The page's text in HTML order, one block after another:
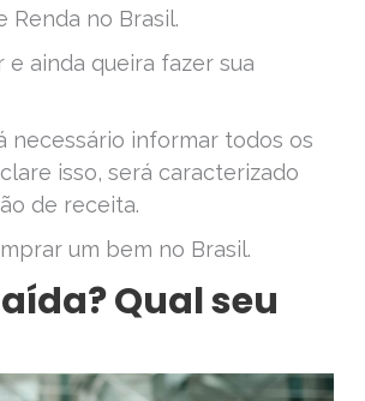
no Brasil.
ainda queira fazer sua
necessário informar todos os
isso, será caracterizado
de receita.
um bem no Brasil.
Qual seu